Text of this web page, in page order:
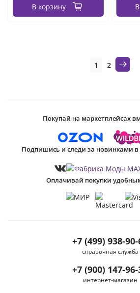
В корзину
1 2
+7 (499) 938-
справочная служба
+7 (900) 147-
интернет-магазин
Покупай на маркетплейсах
Подпишись и следи за новинками в
Оплачивай покупки